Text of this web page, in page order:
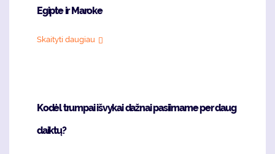
Egipte ir Maroke
Skaityti daugiau
Kodėl trumpai išvykai dažnai pasiimame per daug
daiktų?